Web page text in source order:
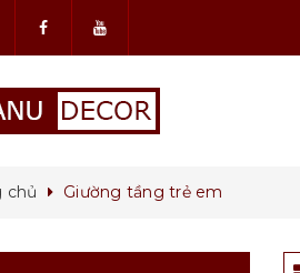
chủ Giường tầng trẻ em